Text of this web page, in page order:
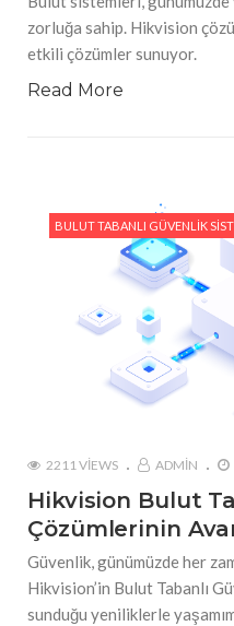
zorluğa sahip. Hikvision
etkili çözümler sunuyor.
Read More
BULUT TABANLI GÜVENLIK
2211 VIEWS ADMIN
Hikvision Bulut
Çözümlerinin
Güvenlik, günümüzde her
Hikvision’in Bulut Tabanlı
sunduğu yeniliklerle